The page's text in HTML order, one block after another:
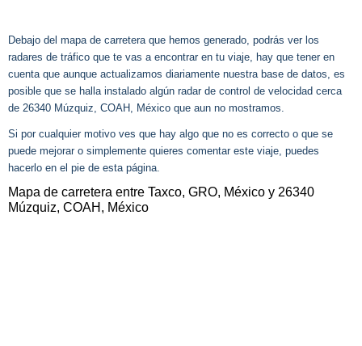
Debajo del mapa de carretera que hemos generado, podrás ver los
radares de tráfico que te vas a encontrar en tu viaje, hay que tener en
cuenta que aunque actualizamos diariamente nuestra base de datos, es
posible que se halla instalado algún radar de control de velocidad cerca
de 26340 Múzquiz, COAH, México que aun no mostramos.
Si por cualquier motivo ves que hay algo que no es correcto o que se
puede mejorar o simplemente quieres comentar este viaje, puedes
hacerlo en el pie de esta página.
Mapa de carretera entre Taxco, GRO, México y 26340
Múzquiz, COAH, México